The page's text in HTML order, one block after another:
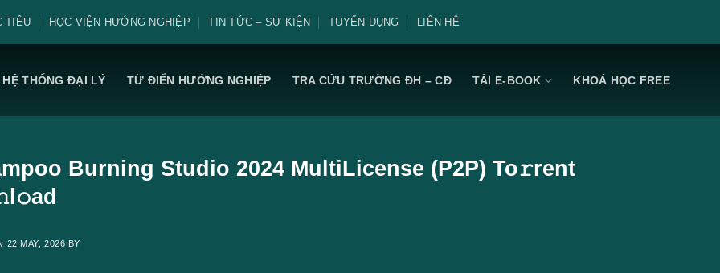
TIÊU HỌC VIỆN HƯỚNG NGHIỆP TIN TỨC – SỰ KIỆN TUYỂN DỤNG LIÊN HỆ
HỆ THỐNG ĐẠI LÝ TỪ ĐIỂN HƯỚNG NGHIỆP TRA CỨU TRƯỜNG ĐH – CĐ TẢI E-BOOK KHOÁ HỌC FREE
Burning Studio 2024 MultiLicense (P2P) To𝚛rent
22 MAY, 2026 BY